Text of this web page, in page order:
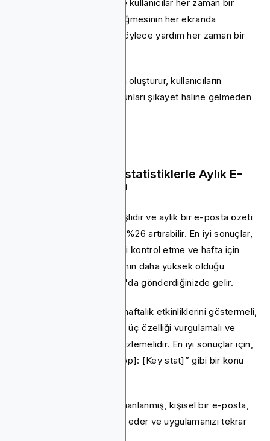
dönüşünü kullanın, böylece kullanıcılar her zaman bir
miktar yanıt alır. Sohbet düğmesinin her ekranda
yüzdüğünden emin olun, böylece yardım her zaman bir
Hızlı sohbet desteği güven oluşturur, kullanıcıların
ayrılmasını engeller ve sorunları şikayet haline gelmeden
7. Kişiselleştirilmiş İstatistiklerle Aylık E-
posta Özeti Başlatın
E-postalar hala çok kullanışlıdır ve aylık bir e-posta özeti
uygulama açılma oranlarını %26 artırabilir. En iyi sonuçlar,
kullanıcıların güncellemeleri kontrol etme ve hafta için
hedefler belirleme olasılığının daha yüksek olduğu
Pazartesi sabahları saat 10'da gönderdiğinizde gelir.
E-postanız her kullanıcıya haftalık etkinliklerini göstermeli,
bağlantılarla denemedikleri üç özelliği vurgulamalı ve
başarılardaki ilerlemelerini izlemelidir. En iyi sonuçlar için,
“[Name], your week in [App]: [Key stat]” gibi bir konu
Bu önemlidir, çünkü iyi zamanlanmış, kişisel bir e-posta,
kullanıcıları meraklı, motive eder ve uygulamanızı tekrar